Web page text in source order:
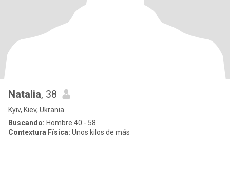
Natalia, 38
Kyiv, Kiev, Ukrania
Buscando: Hombre 40 - 58
Contextura Física: Unos kilos de más